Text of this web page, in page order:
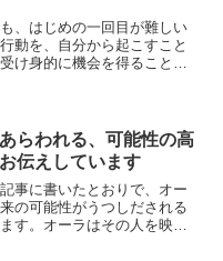
、はじめの一回目が難しい
動を、自分から起こすこと
け身的に機会を得ること
らわれる、可能性の高
伝えしています
事に書いたとおりで、オー
の可能性がうつしだされる
す。オーラはその人を映し